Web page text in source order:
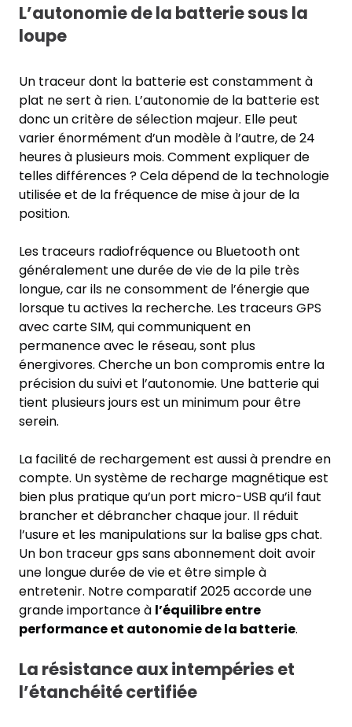
L’autonomie de la batterie sous la
loupe
Un traceur dont la batterie est constamment à
plat ne sert à rien. L’autonomie de la batterie est
donc un critère de sélection majeur. Elle peut
varier énormément d’un modèle à l’autre, de 24
heures à plusieurs mois. Comment expliquer de
telles différences ? Cela dépend de la technologie
utilisée et de la fréquence de mise à jour de la
position.
Les traceurs radiofréquence ou Bluetooth ont
généralement une durée de vie de la pile très
longue, car ils ne consomment de l’énergie que
lorsque tu actives la recherche. Les traceurs GPS
avec carte SIM, qui communiquent en
permanence avec le réseau, sont plus
énergivores. Cherche un bon compromis entre la
précision du suivi et l’autonomie. Une batterie qui
tient plusieurs jours est un minimum pour être
serein.
La facilité de rechargement est aussi à prendre en
compte. Un système de recharge magnétique est
bien plus pratique qu’un port micro-USB qu’il faut
brancher et débrancher chaque jour. Il réduit
l’usure et les manipulations sur la balise gps chat.
Un bon traceur gps sans abonnement doit avoir
une longue durée de vie et être simple à
entretenir. Notre comparatif 2025 accorde une
grande importance à l’équilibre entre
performance et autonomie de la batterie.
La résistance aux intempéries et
l’étanchéité certifiée